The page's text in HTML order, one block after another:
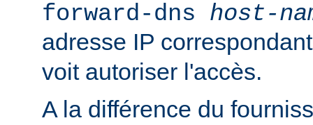
forward-dns host-
adresse IP
voit autoriser l'accès.
A la différence du